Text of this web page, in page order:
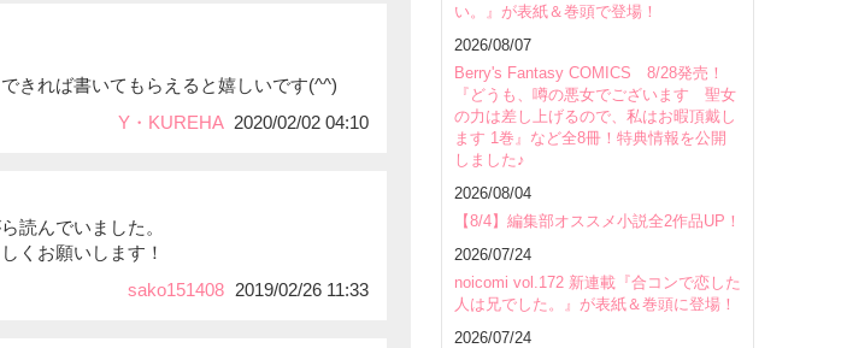
きれば書いてもらえると嬉しいです(^^)
Y・KUREHA 2020/02/02 04:10
読んでいました。
くお願いします！
sako151408 2019/02/26 11:33
い。』が表紙＆巻頭で登場！
2026/08/07
Berry's Fantasy COMICS 8/28発売！
『どうも、噂の悪女でございます 聖女
の力は差し上げるので、私はお暇頂戴し
ます 1巻』など全8冊！特典情報を公開
しました♪
2026/08/04
【8/4】編集部オススメ小説全2作品UP！
2026/07/24
noicomi vol.172 新連載『合コンで恋した
人は兄でした。』が表紙＆巻頭に登場！
2026/07/24